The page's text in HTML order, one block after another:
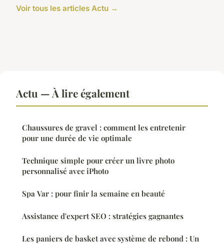
Voir tous les articles Actu →
Actu — À lire également
Chaussures de gravel : comment les entretenir
pour une durée de vie optimale
Technique simple pour créer un livre photo
personnalisé avec iPhoto
Spa Var : pour finir la semaine en beauté
Assistance d'expert SEO : stratégies gagnantes
Les paniers de basket avec système de rebond : Un